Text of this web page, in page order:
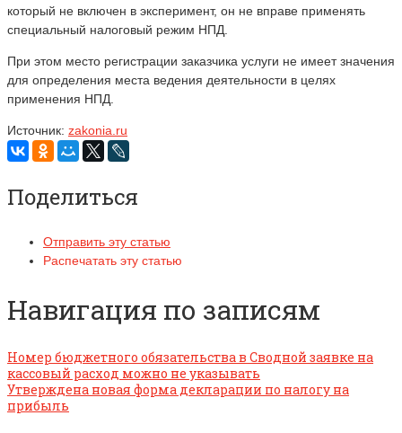
который не включен в эксперимент, он не вправе применять
специальный налоговый режим НПД.
При этом место регистрации заказчика услуги не имеет значения
для определения места ведения деятельности в целях
применения НПД.
Источник: zakonia.ru
Поделиться
Отправить эту статью
Распечатать эту статью
Навигация по записям
Номер бюджетного обязательства в Сводной заявке на
кассовый расход можно не указывать
Утверждена новая форма декларации по налогу на
прибыль